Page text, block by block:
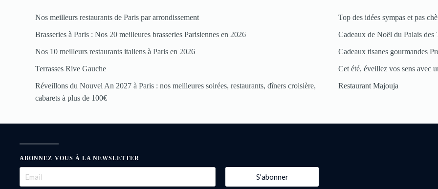
Nos meilleurs restaurants de Paris par arrondissement
Brasseries à Paris : Nos 20 meilleures brasseries Parisiennes en 2026
Nos 10 meilleurs restaurants italiens à Paris en 2026
Terrasses Rive Gauche
Réveillons du Nouvel An 2027 à Paris : nos meilleures soirées, restaurants, dîners croisière,
cabarets à plus de 100€
Top des idées sympas et pas
Cadeaux de Noël du Palais des
Cadeaux tisanes gourmandes
Cet été, éveillez vos sens avec
Restaurant Majouja
ABONNEZ-VOUS À LA NEWSLETTER
S'abonner